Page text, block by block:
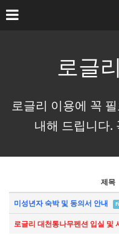
로글
로글리 이용에 꼭
내해 드립니다.
제목
미성년자 숙박 및 동의서 안내
로글리 대천통나무펜션 입실 및